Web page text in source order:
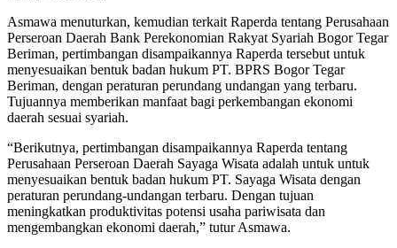
Asmawa menuturkan, kemudian terkait Raperda tentang Perusahaan
Perseroan Daerah Bank Perekonomian Rakyat Syariah Bogor Tegar
Beriman, pertimbangan disampaikannya Raperda tersebut untuk
menyesuaikan bentuk badan hukum PT. BPRS Bogor Tegar
Beriman, dengan peraturan perundang undangan yang terbaru.
Tujuannya memberikan manfaat bagi perkembangan ekonomi
daerah sesuai syariah.
“Berikutnya, pertimbangan disampaikannya Raperda tentang
Perusahaan Perseroan Daerah Sayaga Wisata adalah untuk untuk
menyesuaikan bentuk badan hukum PT. Sayaga Wisata dengan
peraturan perundang-undangan terbaru. Dengan tujuan
meningkatkan produktivitas potensi usaha pariwisata dan
mengembangkan ekonomi daerah,” tutur Asmawa.